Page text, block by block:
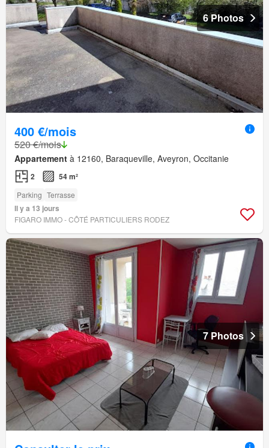
6 Photos
400 €/mois
520 €/mois
Appartement à 12160, Baraqueville, Aveyron, Occitanie
2 54 m²
Parking Terrasse
Il y a 13 jours
FIGARO IMMO - CÔTÉ PARTICULIERS RODEZ
7 Photos